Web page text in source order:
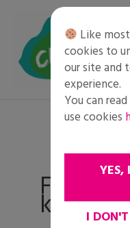
content
Fase 6
komen
Like
cookies to
our site and
experience.
You can
use cookies
YES,
I